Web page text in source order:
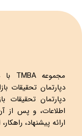
مجموعهTMBA با
دپارتمان تحقیقات
دپارتمان تحقیقات
ارائه پیشنهاد،